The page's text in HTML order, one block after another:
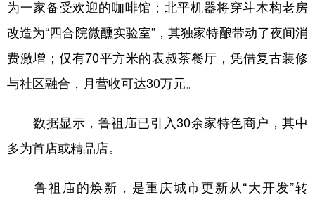
为一家备受欢迎的咖啡馆；北平机器将穿斗木构老房
改造为“四合院微醺实验室”，其独家特酿带动了夜间消
费激增；仅有70平方米的表叔茶餐厅，凭借复古装修
与社区融合，月营收可达30万元。
数据显示，鲁祖庙已引入30余家特色商户，其中
多为首店或精品店。
鲁祖庙的焕新，是重庆城市更新从“大开发”转